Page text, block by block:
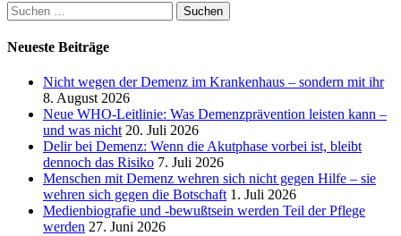
Suchen
nach:
Neueste Beiträge
Nicht wegen der Demenz im Krankenhaus – sondern mit ihr
8. August 2026
Neue WHO-Leitlinie: Was Demenzprävention leisten kann –
und was nicht 20. Juli 2026
Delir bei Demenz: Wenn die Akutphase vorbei ist, bleibt
dennoch das Risiko 7. Juli 2026
Menschen mit Demenz wehren sich nicht gegen Hilfe – sie
wehren sich gegen die Botschaft 1. Juli 2026
Medienbiografie und -bewußtsein werden Teil der Pflege
werden 27. Juni 2026